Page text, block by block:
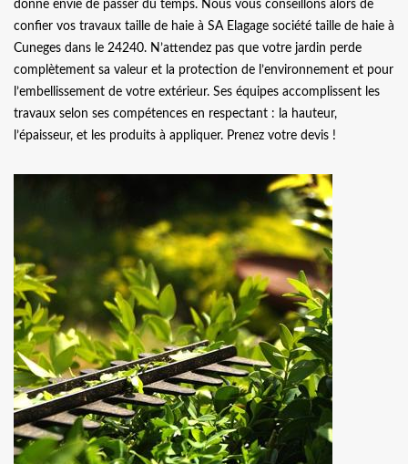
donne envie de passer du temps. Nous vous conseillons alors de
confier vos travaux taille de haie à SA Elagage société taille de haie à
Cuneges dans le 24240. N’attendez pas que votre jardin perde
complètement sa valeur et la protection de l’environnement et pour
l’embellissement de votre extérieur. Ses équipes accomplissent les
travaux selon ses compétences en respectant : la hauteur,
l’épaisseur, et les produits à appliquer. Prenez votre devis !